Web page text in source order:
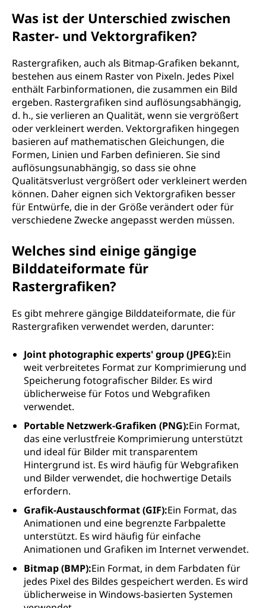
Was ist der Unterschied zwischen
Raster- und Vektorgrafiken?
Rastergrafiken, auch als Bitmap-Grafiken bekannt,
bestehen aus einem Raster von Pixeln. Jedes Pixel
enthält Farbinformationen, die zusammen ein Bild
ergeben. Rastergrafiken sind auflösungsabhängig,
d. h., sie verlieren an Qualität, wenn sie vergrößert
oder verkleinert werden. Vektorgrafiken hingegen
basieren auf mathematischen Gleichungen, die
Formen, Linien und Farben definieren. Sie sind
auflösungsunabhängig, so dass sie ohne
Qualitätsverlust vergrößert oder verkleinert werden
können. Daher eignen sich Vektorgrafiken besser
für Entwürfe, die in der Größe verändert oder für
verschiedene Zwecke angepasst werden müssen.
Welches sind einige gängige
Bilddateiformate für
Rastergrafiken?
Es gibt mehrere gängige Bilddateiformate, die für
Rastergrafiken verwendet werden, darunter:
Joint photographic experts' group (JPEG):Ein
weit verbreitetes Format zur Komprimierung und
Speicherung fotografischer Bilder. Es wird
üblicherweise für Fotos und Webgrafiken
verwendet.
Portable Netzwerk-Grafiken (PNG):Ein Format,
das eine verlustfreie Komprimierung unterstützt
und ideal für Bilder mit transparentem
Hintergrund ist. Es wird häufig für Webgrafiken
und Bilder verwendet, die hochwertige Details
erfordern.
Grafik-Austauschformat (GIF):Ein Format, das
Animationen und eine begrenzte Farbpalette
unterstützt. Es wird häufig für einfache
Animationen und Grafiken im Internet verwendet.
Bitmap (BMP):Ein Format, in dem Farbdaten für
jedes Pixel des Bildes gespeichert werden. Es wird
üblicherweise in Windows-basierten Systemen